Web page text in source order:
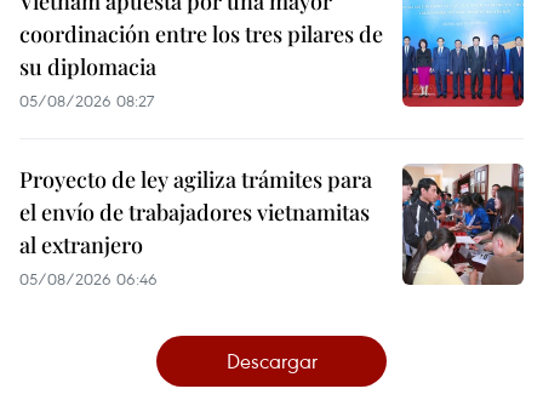
coordinación entre los tres pilares de
su diplomacia
05/08/2026 08:27
Proyecto de ley agiliza trámites para
el envío de trabajadores vietnamitas
al extranjero
05/08/2026 06:46
Descargar